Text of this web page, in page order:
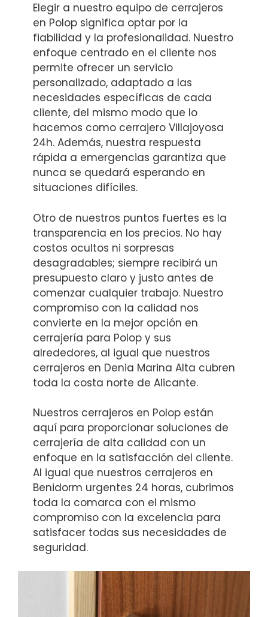
Elegir a nuestro equipo de cerrajeros
en Polop significa optar por la
fiabilidad y la profesionalidad. Nuestro
enfoque centrado en el cliente nos
permite ofrecer un servicio
personalizado, adaptado a las
necesidades específicas de cada
cliente, del mismo modo que lo
hacemos como cerrajero Villajoyosa
24h. Además, nuestra respuesta
rápida a emergencias garantiza que
nunca se quedará esperando en
situaciones difíciles.
Otro de nuestros puntos fuertes es la
transparencia en los precios. No hay
costos ocultos ni sorpresas
desagradables; siempre recibirá un
presupuesto claro y justo antes de
comenzar cualquier trabajo. Nuestro
compromiso con la calidad nos
convierte en la mejor opción en
cerrajería para Polop y sus
alrededores, al igual que nuestros
cerrajeros en Denia Marina Alta cubren
toda la costa norte de Alicante.
Nuestros cerrajeros en Polop están
aquí para proporcionar soluciones de
cerrajería de alta calidad con un
enfoque en la satisfacción del cliente.
Al igual que nuestros cerrajeros en
Benidorm urgentes 24 horas, cubrimos
toda la comarca con el mismo
compromiso con la excelencia para
satisfacer todas sus necesidades de
seguridad.